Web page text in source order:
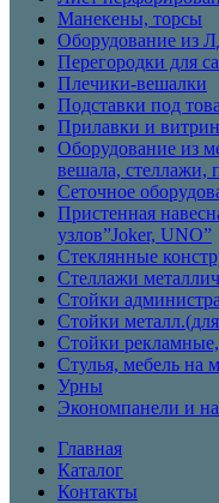
Манекены, торсы
Оборудование из
Перегородки для
Плечики-вешалки
Подставки под
Прилавки и
Оборудование из
вешала, стеллажи,
Сеточное
Пристенная
узлов”Joker, UNO”
Стеклянные
Стеллажи
Стойки
Стойки
Стойки
Стулья, мебель на
Урны
Экономпанели и
Главная
Каталог
Контакты